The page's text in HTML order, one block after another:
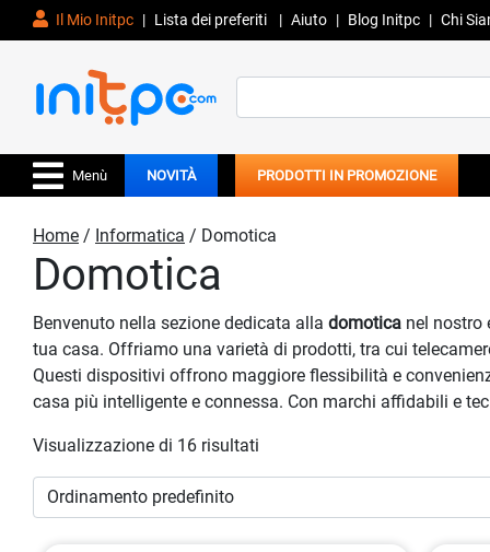
Il Mio Initpc | Lista dei preferiti | Aiuto | Blog Initpc | Chi
for:
Menù NOVITÀ PRODOTTI IN PROMOZIONE
Home / Informatica / Domotica
Domotica
Benvenuto nella sezione dedicata alla domotica nel nostro
tua casa. Offriamo una varietà di prodotti, tra cui
Questi dispositivi offrono maggiore flessibilità e
casa più intelligente e connessa. Con marchi affidabili e
Visualizzazione di 16 risultati